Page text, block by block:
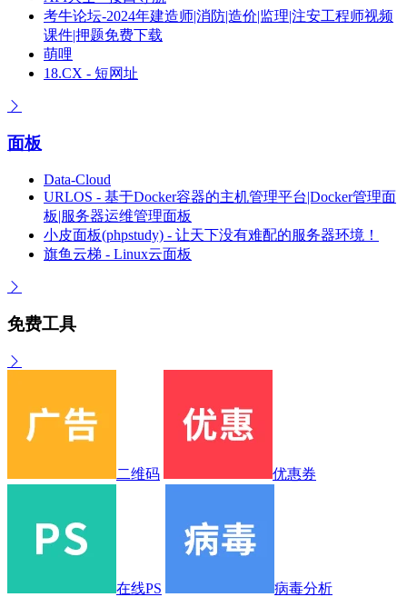
考牛论坛-2024年建造师|消防|造价|监理|注安工程师视频
课件|押题免费下载
萌哩
18.CX - 短网址
面板
Data-Cloud
URLOS - 基于Docker容器的主机管理平台|Docker管理面
板|服务器运维管理面板
小皮面板(phpstudy) - 让天下没有难配的服务器环境！
旗鱼云梯 - Linux云面板
免费工具
二维码 优惠券
在线PS 病毒分析